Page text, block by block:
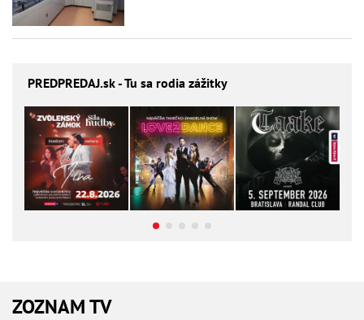
PREDPREDAJ.sk - Tu sa rodia zážitky
ZOZNAM TV